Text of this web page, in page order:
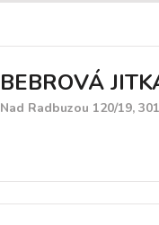
BEBROVÁ
Nad Radbuzou 120/19,